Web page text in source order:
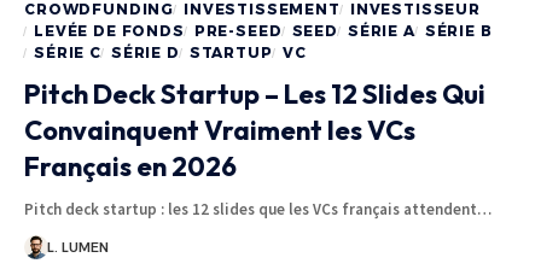
CROWDFUNDING INVESTISSEMENT
INVESTISSEUR
LEVÉE DE FONDS
PRE-SEED SEED SÉRIE A SÉRIE B
SÉRIE C SÉRIE D STARTUP VC
Pitch Deck Startup – Les 12 Slides Qui
Convainquent Vraiment les VCs
Français en 2026
Pitch deck startup : les 12 slides que les VCs français attendent…
L. LUMEN